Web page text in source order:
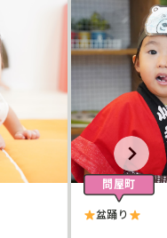
問屋町
盆踊り